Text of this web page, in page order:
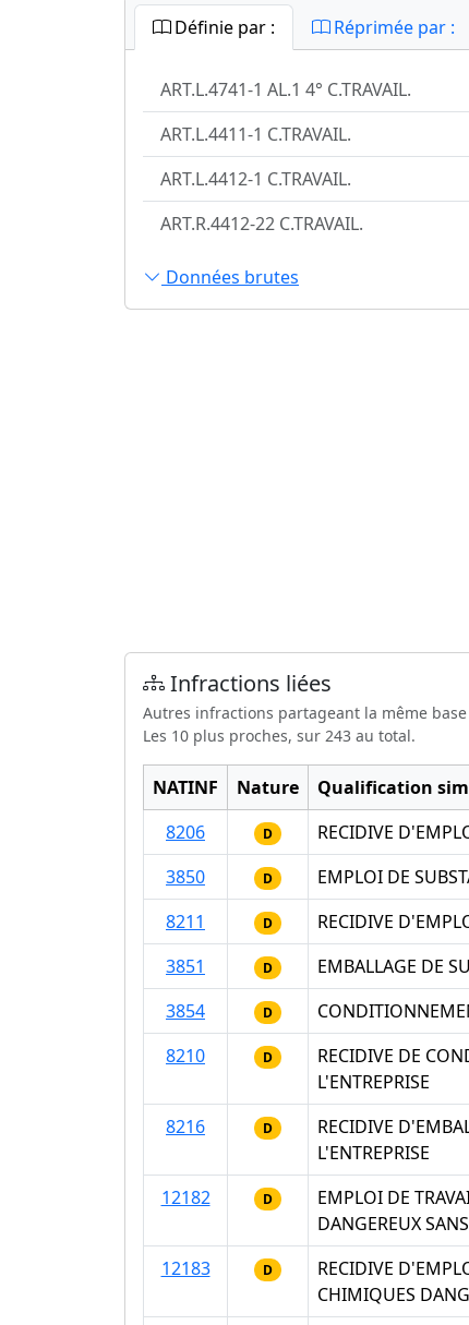
Définie par : Réprimée par :
ART.L.4741-1 AL.1 4° C.TRAVAIL.
ART.L.4411-1 C.TRAVAIL.
ART.L.4412-1 C.TRAVAIL.
ART.R.4412-22 C.TRAVAIL.
Données brutes
Infractions liées
Autres infractions partageant la même
Les 10 plus proches, sur 243 au total.
NATINF Nature
Qualification
8206
D
RECIDIVE
3850
D
EMPLOI DE
8211
D
RECIDIVE
3851
D
EMBALLAGE DE
3854
D
8210
D
RECIDIVE DE
L'ENTREPRISE
8216
D
RECIDIVE
L'ENTREPRISE
12182
D
EMPLOI DE
DANGEREUX
12183
D
RECIDIVE
CHIMIQUES